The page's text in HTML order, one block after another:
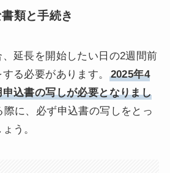
類と手続き
延長を開始したい日の2週間前
る必要があります。
2025年4
込書の写しが必要となりまし
際に、必ず申込書の写しをとっ
う。